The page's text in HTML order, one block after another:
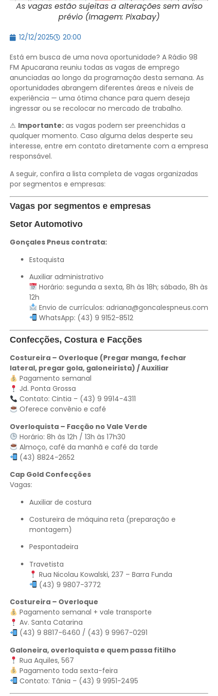
As vagas estão sujeitas a alterações sem aviso
prévio (Imagem: Pixabay)
12/12/2025 20:00
Está em busca de uma nova oportunidade? A Rádio 98
FM Apucarana reuniu todas as vagas de emprego
anunciadas ao longo da programação desta semana. As
oportunidades abrangem diferentes áreas e níveis de
experiência — uma ótima chance para quem deseja
ingressar ou se recolocar no mercado de trabalho.
⚠ Importante: as vagas podem ser preenchidas a
qualquer momento. Caso alguma delas desperte seu
interesse, entre em contato diretamente com a empresa
responsável.
A seguir, confira a lista completa de vagas organizadas
por segmentos e empresas:
Vagas por segmentos e empresas
Setor Automotivo
Gonçales Pneus contrata:
Estoquista
Auxiliar administrativo
Horário: segunda a sexta, 8h às 18h; sábado, 8h às
12h
Envio de currículos: adriana@goncalespneus.com
WhatsApp: (43) 9 9152-8512
Confecções, Costura e Facções
Costureira – Overloque (Pregar manga, fechar
lateral, pregar gola, galoneirista) / Auxiliar
Pagamento semanal
Jd. Ponta Grossa
Contato: Cintia – (43) 9 9914-4311
Oferece convênio e café
Overloquista – Facção no Vale Verde
Horário: 8h às 12h / 13h às 17h30
Almoço, café da manhã e café da tarde
(43) 8824-2652
Cap Gold Confecções
Vagas:
Auxiliar de costura
Costureira de máquina reta (preparação e
montagem)
Pespontadeira
Travetista
Rua Nicolau Kowalski, 237 – Barra Funda
(43) 9 9807-3772
Costureira – Overloque
Pagamento semanal + vale transporte
Av. Santa Catarina
(43) 9 8817-6460 / (43) 9 9967-0291
Galoneira, overloquista e quem passa fitilho
Rua Aquiles, 567
Pagamento toda sexta-feira
Contato: Tânia – (43) 9 9951-2495